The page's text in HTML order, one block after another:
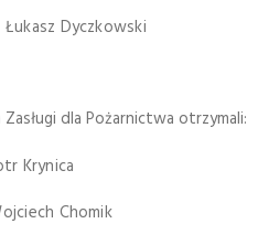
Dyczkowski
dla Pożarnictwa otrzymali:
Krynica
Chomik